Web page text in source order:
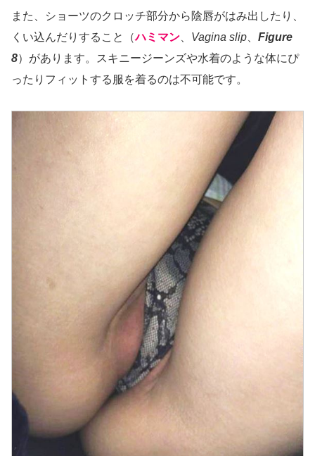
また、ショーツのクロッチ部分から陰唇がはみ出したり、
くい込んだりすること（ハミマン Vagina slip
Figure
8）があります。スキニージーンズや水着のような体にぴ
ったりフィットする服を着るのは不可能です。